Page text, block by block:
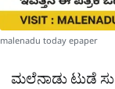
malenadu today epaper
ಮಲೆನಾಡು ಟುಡೆ